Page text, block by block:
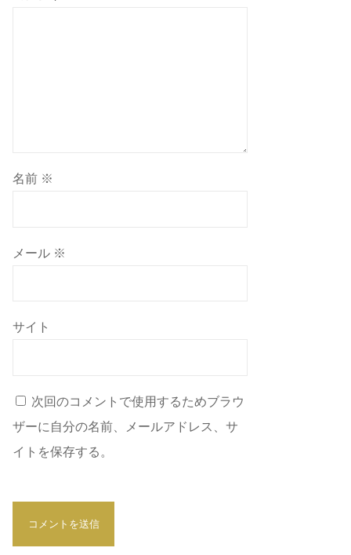
名前 ※
メール ※
サイト
次回のコメントで使用するためブラウ
ザーに自分の名前、メールアドレス、サ
イトを保存する。